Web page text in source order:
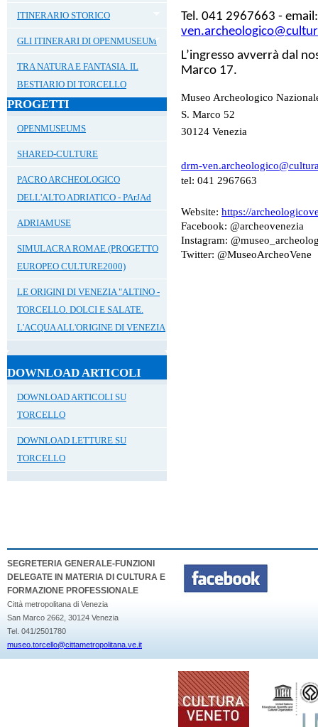
ITINERARIO STORICO
GLI ITINERARI DI OPENMUSEUM
TRA NATURA E FANTASIA. IL
BESTIARIO DI TORCELLO
PROGETTI
OPENMUSEUMS
SHARED-CULTURE
PACRO ARCHEOLOGICO
DELL'ALTO ADRIATICO - PArJAd
ADRIAMUSE
SIMULACRA ROMAE (PROGETTO
EUROPEO CULTURE2000)
LE ORIGINI DI VENEZIA "ALTINO -
TORCELLO. DOLCI E SALATE.
L'ACQUA ALL'ORIGINE DI VENEZIA
DOWNLOAD ARTICOLI
DOWNLOAD ARTICOLI SU
TORCELLO
DOWNLOAD LETTURE SU
TORCELLO
Tel. 041 2967663 -
L’ingresso avverrà dal
Marco 17.
Museo Archeologico
S. Marco 52
30124 Venezia
drm-
tel: 041 2967663
Website:https://
Facebook: @archeovenezia
Instagram:
Twitter: @MuseoArcheoVene
SEGRETERIA GENERALE-FUNZIONI
DELEGATE IN MATERIA DI CULTURA E
FORMAZIONE PROFESSIONALE
Città metropolitana di Venezia
San Marco 2662, 30124 Venezia
Tel. 041/2501780
museo.torcello@cittametropolitana.ve.it